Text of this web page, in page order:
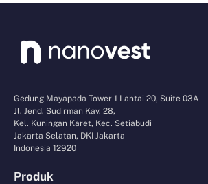
Gedung Mayapada Tower 1 Lantai 20, Suite 03A
Jl. Jend. Sudirman Kav. 28,
Kel. Kuningan Karet, Kec. Setiabudi
Jakarta Selatan, DKI Jakarta
Indonesia 12920
Produk